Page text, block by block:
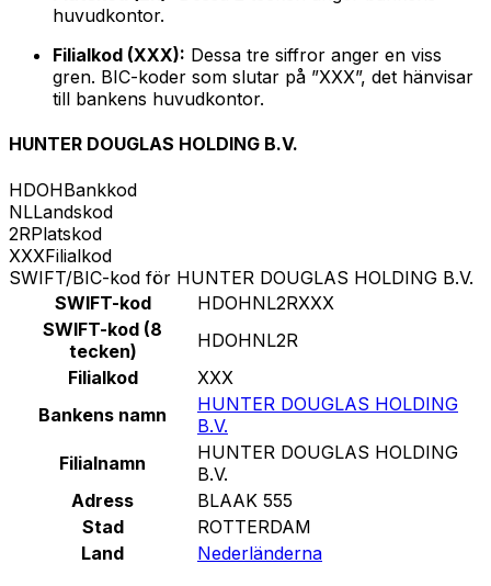
huvudkontor.
Filialkod (XXX): Dessa tre siffror anger en viss
gren. BIC-koder som slutar på ”XXX”, det hänvisar
till bankens huvudkontor.
HUNTER DOUGLAS HOLDING B.V.
HDOHBankkod
NLLandskod
2RPlatskod
XXXFilialkod
SWIFT/BIC-kod för HUNTER DOUGLAS HOLDING B.V.
SWIFT-kod
HDOHNL2RXXX
SWIFT-kod (8
tecken)
HDOHNL2R
Filialkod
XXX
Bankens namn
HUNTER DOUGLAS HOLDING
B.V.
Filialnamn
HUNTER DOUGLAS HOLDING
B.V.
Adress
BLAAK 555
Stad
ROTTERDAM
Land
Nederländerna